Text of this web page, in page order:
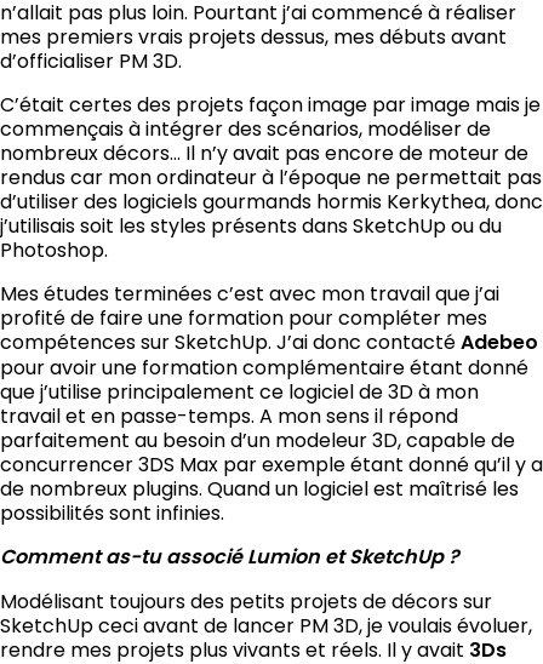
n’allait pas plus loin. Pourtant j’ai commencé à réaliser
mes premiers vrais projets dessus, mes débuts avant
d’officialiser PM 3D.
C’était certes des projets façon image par image mais je
commençais à intégrer des scénarios, modéliser de
nombreux décors… Il n’y avait pas encore de moteur de
rendus car mon ordinateur à l’époque ne permettait pas
d’utiliser des logiciels gourmands hormis Kerkythea, donc
j’utilisais soit les styles présents dans SketchUp ou du
Photoshop.
Mes études terminées c’est avec mon travail que j’ai
profité de faire une formation pour compléter mes
compétences sur SketchUp. J’ai donc contacté Adebeo
pour avoir une formation complémentaire étant donné
que j’utilise principalement ce logiciel de 3D à mon
travail et en passe-temps. A mon sens il répond
parfaitement au besoin d’un modeleur 3D, capable de
concurrencer 3DS Max par exemple étant donné qu’il y a
de nombreux plugins. Quand un logiciel est maîtrisé les
possibilités sont infinies.
Comment as-tu associé Lumion et SketchUp ?
Modélisant toujours des petits projets de décors sur
SketchUp ceci avant de lancer PM 3D, je voulais évoluer,
rendre mes projets plus vivants et réels. Il y avait 3Ds